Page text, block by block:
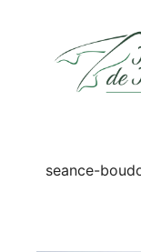
seance-